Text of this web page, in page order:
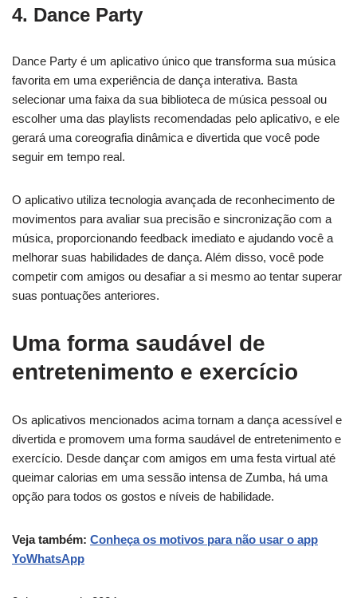
4. Dance Party
Dance Party é um aplicativo único que transforma sua música
favorita em uma experiência de dança interativa. Basta
selecionar uma faixa da sua biblioteca de música pessoal ou
escolher uma das playlists recomendadas pelo aplicativo, e ele
gerará uma coreografia dinâmica e divertida que você pode
seguir em tempo real.
O aplicativo utiliza tecnologia avançada de reconhecimento de
movimentos para avaliar sua precisão e sincronização com a
música, proporcionando feedback imediato e ajudando você a
melhorar suas habilidades de dança. Além disso, você pode
competir com amigos ou desafiar a si mesmo ao tentar superar
suas pontuações anteriores.
Uma forma saudável de
entretenimento e exercício
Os aplicativos mencionados acima tornam a dança acessível e
divertida e promovem uma forma saudável de entretenimento e
exercício. Desde dançar com amigos em uma festa virtual até
queimar calorias em uma sessão intensa de Zumba, há uma
opção para todos os gostos e níveis de habilidade.
Veja também: Conheça os motivos para não usar o app
YoWhatsApp